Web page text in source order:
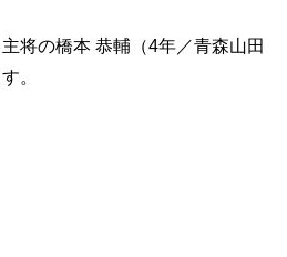
将の橋本 恭輔（4年／青森山田
。